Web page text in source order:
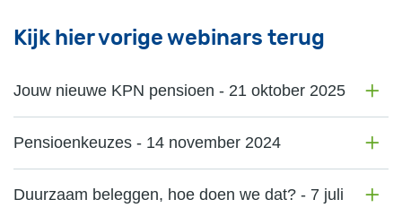
Kijk hier vorige webinars terug
Jouw nieuwe KPN pensioen - 21 oktober 2025
Pensioenkeuzes - 14 november 2024
Duurzaam beleggen, hoe doen we dat? - 7 juli